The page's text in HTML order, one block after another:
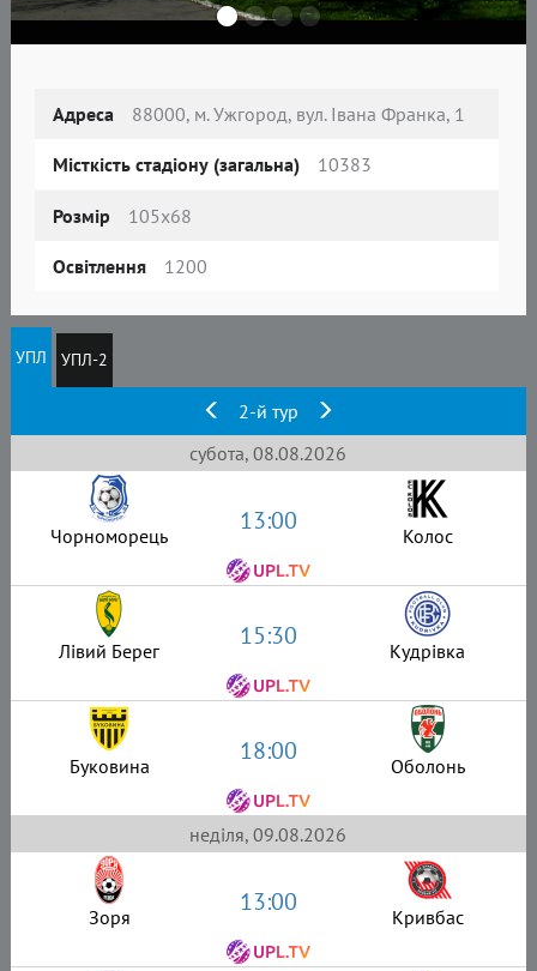
Адреса 88000, м. Ужгород, вул. Івана Франка, 1
Місткість стадіону (загальна) 10383
Розмір 105x68
Освітлення 1200
УПЛ УПЛ-2
2-й тур
субота, 08.08.2026
Чорноморець 13:00 Колос
Лівий Берег 15:30 Кудрівка
Буковина 18:00 Оболонь
неділя, 09.08.2026
Зоря 13:00 Кривбас